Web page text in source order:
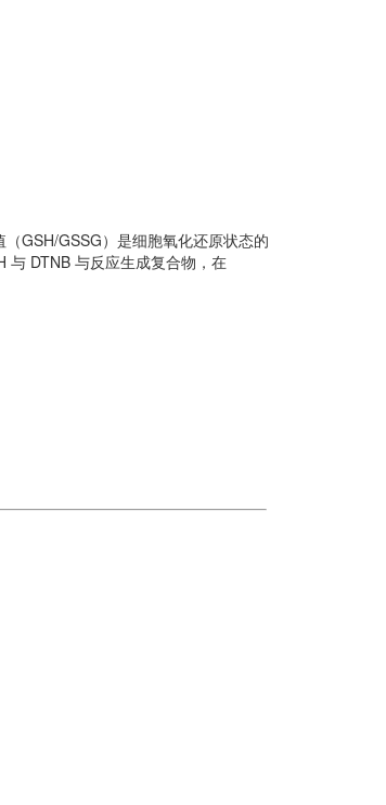
GSH/GSSG）是细胞氧化还原状态的
与 DTNB 与反应生成复合物，在